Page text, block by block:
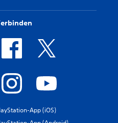
App (iOS)